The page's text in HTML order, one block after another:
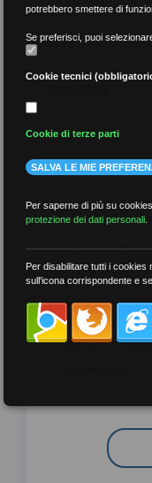
per data
più recenti
meno recenti
per tag
##DS
potrebbero smettere di
Se preferisci, puoi
Cookie tecnici
Cookie di terze parti
SALVA LE MIE
Per saperne di più su
protezione dei dati personali
Per disabilitare tutti i cookies
sull'icona corrispondente e